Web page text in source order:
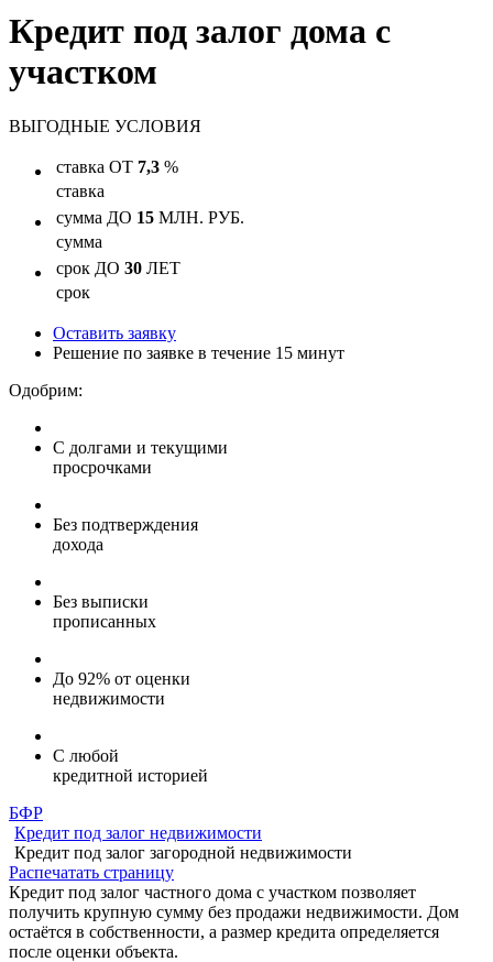
Кредит под залог дома с
участком
ВЫГОДНЫЕ УСЛОВИЯ
ставка ОТ 7,3 %
ставка
сумма ДО 15 МЛН. РУБ.
сумма
срок ДО 30 ЛЕТ
срок
Оставить заявку
Решение по заявке в течение 15 минут
Одобрим:
С долгами и текущими
просрочками
Без подтверждения
дохода
Без выписки
прописанных
До 92% от оценки
недвижимости
С любой
кредитной историей
БФР
Кредит под залог недвижимости
Кредит под залог загородной недвижимости
Распечатать страницу
Кредит под залог частного дома с участком позволяет
получить крупную сумму без продажи недвижимости. Дом
остаётся в собственности, а размер кредита определяется
после оценки объекта.